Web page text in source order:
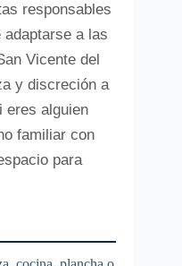
responsables
a las
Vicente del
y discreción a
eres alguien
familiar con
para